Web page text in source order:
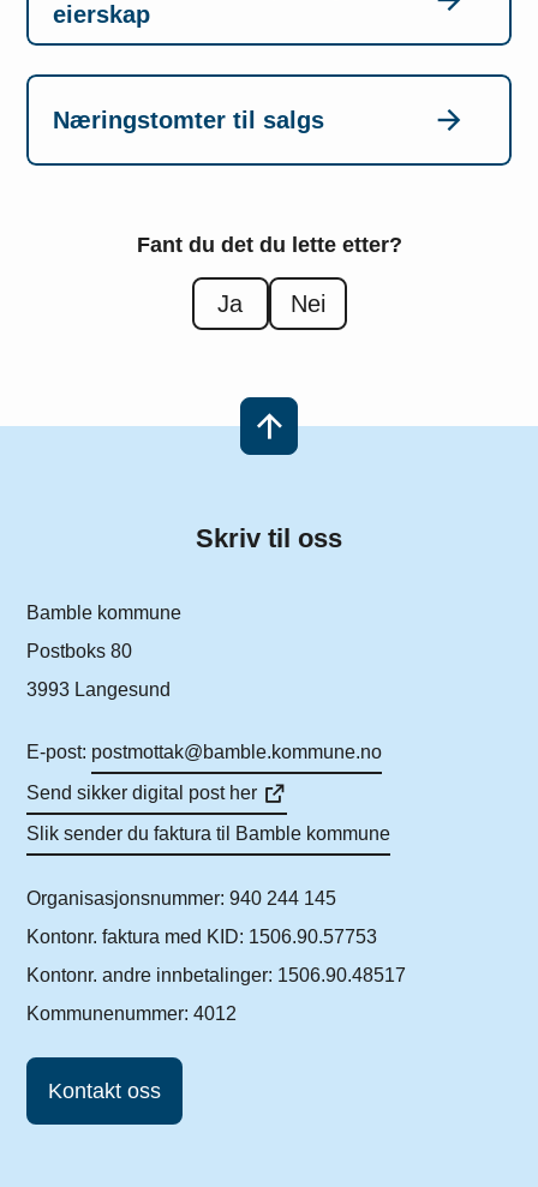
eierskap
Næringstomter til salgs
Fant du det du lette etter?
Ja Nei
Skriv til oss
Bamble kommune
Postboks 80
3993 Langesund
E-post: postmottak@bamble.kommune.no
Send sikker digital post her
Slik sender du faktura til Bamble kommune
Organisasjonsnummer: 940 244 145
Kontonr. faktura med KID: 1506.90.57753
Kontonr. andre innbetalinger: 1506.90.48517
Kommunenummer: 4012
Kontakt oss